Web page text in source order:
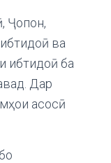
Ҷопон,
ва
ибтидоӣ ба
Дар
асосӣ